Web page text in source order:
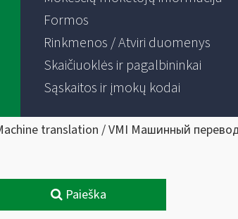
Formos
Rinkmenos / Atviri duomenys
Skaičiuoklės ir pagalbininkai
Sąskaitos ir įmokų kodai
translation / VMI Машинный
Paieška